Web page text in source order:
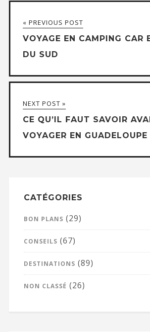
« PREVIOUS POST
VOYAGE EN CAMPING CAR
DU SUD
NEXT POST »
CE QU’IL FAUT SAVOIR
VOYAGER EN GUADELOUPE
CATÉGORIES
BON PLANS (29)
CONSEILS (67)
DESTINATIONS (89)
NON CLASSÉ (26)